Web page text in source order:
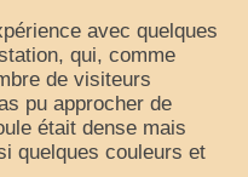
région
avec quelques
qui, comme
de visiteurs
pu approcher de
était dense mais
quelques couleurs et